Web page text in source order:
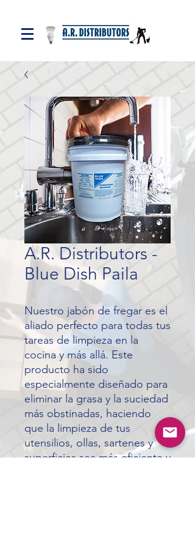
A.R. Distributors -
Blue Dish Paila
Nuestro jabón de fregar es el
aliado perfecto para todas tus
tareas de limpieza en la
cocina y más allá. Este
producto ha sido
especialmente diseñado para
eliminar la grasa y la suciedad
más obstinadas, haciendo
que la limpieza de tus
utensilios, ollas, sartenes y
superficies sea más eficiente y